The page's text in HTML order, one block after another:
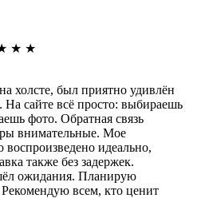
★ ★
холсте, был приятно удивлён
На сайте всё просто: выбираешь
фото. Обратная связь
внимательные. Мое
идеально,
также без задержек.
ожидания. Планирую
Рекомендую всем, кто ценит